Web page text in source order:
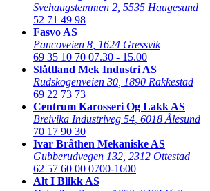
Svehaugstemmen 2 5535 Haugesund
52 71 49 98
Fasvo AS
Pancoveien 8 1624 Gressvik
69 35 10 70 07.30 - 15.00
Slåttland Mek Industri AS
Rudskogenveien 30 1890 Rakkestad
69 22 73 73
Centrum Karosseri Og Lakk AS
Breivika Industriveg 54 6018 Ålesund
70 17 90 30
Ivar Bråthen Mekaniske AS
Gubberudvegen 132 2312 Ottestad
62 57 60 00 0700-1600
Alt I Blikk AS